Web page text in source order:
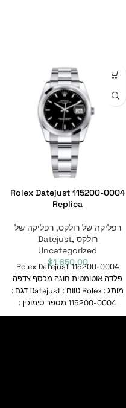
Rolex Datejust 115200-0004
Replica
רפליקה של רולקס,רפליקה של
רולקס Datejust ,
Uncategorized
$1,650.00
Rolex Datejust 115200-0004
פלדה אוטומטית חוגה מכסף צדפה
מותג : Rolex טווח : Datejust דגם :
115200-0004 מספר סימוכין :